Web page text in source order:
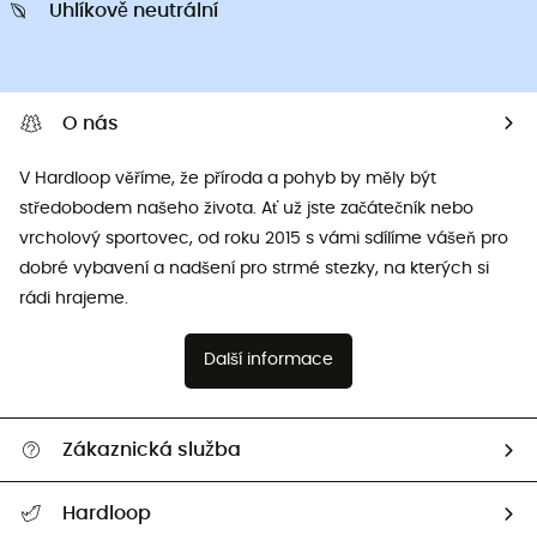
Uhlíkově neutrální
O nás
V Hardloop věříme, že příroda a pohyb by měly být
středobodem našeho života. Ať už jste začátečník nebo
vrcholový sportovec, od roku 2015 s vámi sdílíme vášeň pro
dobré vybavení a nadšení pro strmé stezky, na kterých si
rádi hrajeme.
Další informace
Zákaznická služba
Hardloop